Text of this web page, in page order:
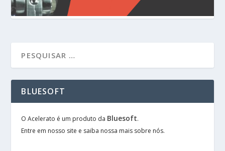
BLUESOFT
O Acelerato é um produto da Bluesoft.
Entre em nosso site e saiba nossa mais sobre nós.